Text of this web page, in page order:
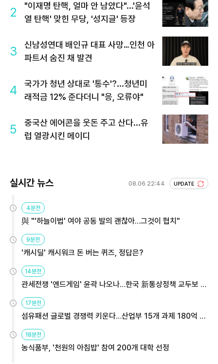
2
"이재명 탄핵, 얼마 안 남았다"...'윤석
열 탄핵' 맞힌 무당, '성지글' 등장
3
신남성연대 배인규 대표 사망…인천 아
파트서 숨진 채 발견
4
국가가 청년 상대로 '통수'?...청년미
래적금 12% 준다더니 "응, 오류야"
5
중국산 에어콘을 웃돈 주고 산다...유
럽 열광시킨 메이디
실시간 뉴스 08.06 22:44 UPDATE
4분전
與 "'하늘이법' 여야 공동 발의 괜찮아…그것이 협치"
9분전
'캐시딜' 캐시워크 돈 버는 퀴즈, 정답은?
14분전
관세전쟁 '엔드게임' 윤곽 나오나…한국 新통상정책 교두보 활
용해야
17분전
섬유패션 글로벌 경쟁력 키운다…산업부 15개 과제 180억 지
원
18분전
농식품부, '천원의 아침밥' 참여 200개 대학 선정